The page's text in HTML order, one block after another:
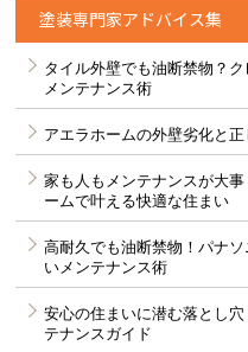
塗装専門家アドバイス集
タイル外壁でも油断禁物？
メンテナンス術
アエラホームの外壁劣化と
家も人もメンテナンスが大
ームで叶える快適な住まい
高耐久でも油断禁物！パナ
いメンテナンス術
安心の住まいに潜む落とし
テナンスガイド